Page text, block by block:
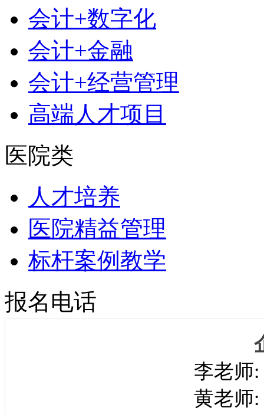
会计+数字化
会计+金融
会计+经营管理
高端人才项目
医院类
人才培养
医院精益管理
标杆案例教学
报名电话
李老师:
黄老师: